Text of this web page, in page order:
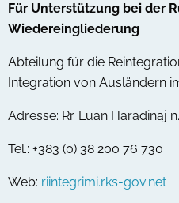
Für Unterstützung bei der
Wiedereingliederung
Abteilung für die
Integration von Ausländern
Adresse: Rr. Luan Haradinaj
Tel.: +383 (0) 38 200 76 730
Web: riintegrimi.rks-gov.net